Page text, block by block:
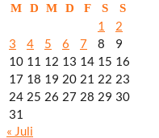
M D M D F S S
1
2
3
4 5 6 7 8
9
10 11 12 13 14 15 16
17 18 19 20 21 22 23
24 25 26 27 28 29 30
31
« Juli